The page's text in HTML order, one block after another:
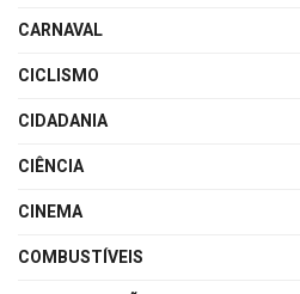
CARNAVAL
CICLISMO
CIDADANIA
CIÊNCIA
CINEMA
COMBUSTÍVEIS